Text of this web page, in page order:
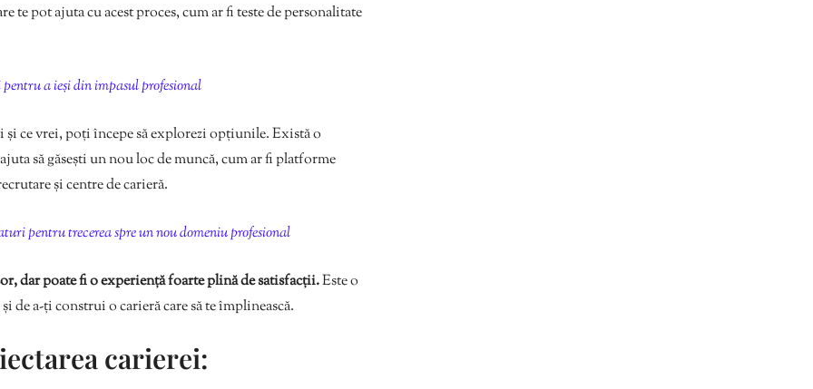
te pot ajuta cu acest proces, cum ar fi teste de personalitate
a ieși din impasul profesional
și ce vrei, poți începe să explorezi opțiunile. Există o
să găsești un nou loc de muncă, cum ar fi platforme
și centre de carieră.
pentru trecerea spre un nou domeniu profesional
dar poate fi o experiență foarte plină de satisfacții.Este o
de a-ți construi o carieră care să te împlinească.
carierei: